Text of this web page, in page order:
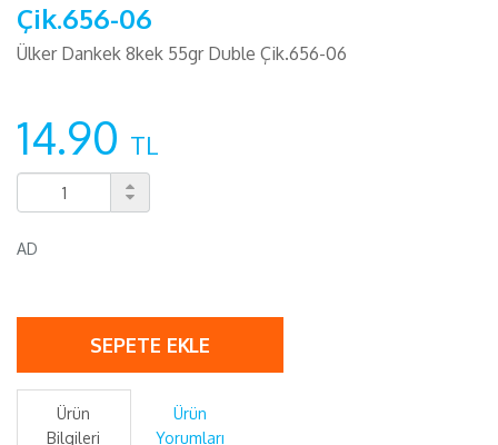
Çik.656-06
Ülker Dankek 8kek 55gr Duble Çik.656-06
14.90 TL
AD
SEPETE EKLE
Ürün
Bilgileri
Ürün
Yorumları